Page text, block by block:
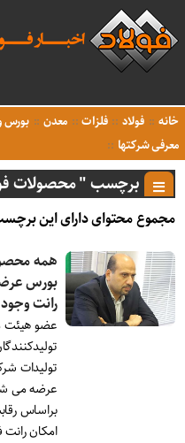
خانه فولاد فلزات معدن بورس
معرفی شرکتها
برچسب " محصولات
مجموع محتوای دارای این
همه
بورس
رانت وجود
عضو هیئت
تولیدات
عرضه می
براساس
امکان